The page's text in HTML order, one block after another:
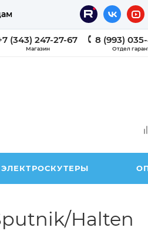
(343) 247-27-67
Магазин
8 (993)
Отдел
ЭЛЕКТРОСКУТЕРЫ
Halten